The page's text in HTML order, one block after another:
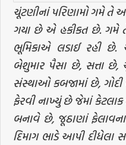
ચૂંટણીનાં પરિણામો ગમે તે
ગયા છે એ હકીકત છે. ગમે
ભૂમિકાએ લડાઈ રહી
બેશુમાર પૈસા છે, સત્તા છે,
સંસ્થાઓ કબજામાં છે, ગોદી
ફેરવી નાખ્યું છે જેમાં કેટલાક
બનાવે છે, જૂઠાણાં
દિમાગ ભાડે આપી દીધેલા